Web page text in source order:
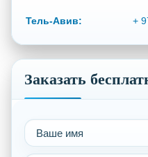
Тель-Авив: +
Заказать